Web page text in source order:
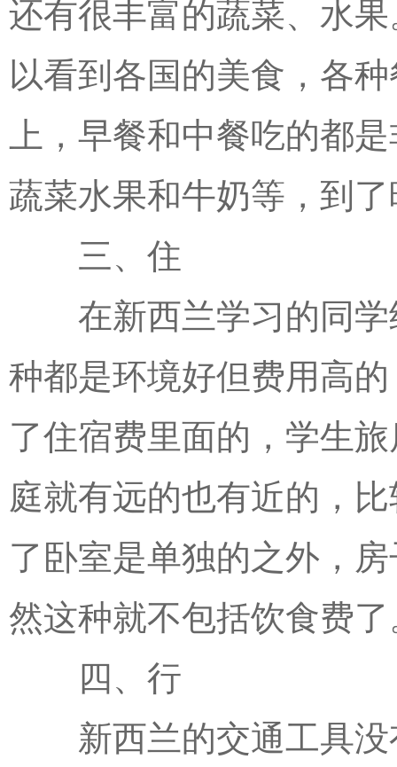
还有很丰富的蔬菜、水
以看到各国的美食，各
上，早餐和中餐吃的都
蔬菜水果和牛奶等，到
三、住
在新西兰学习的同学
种都是环境好但费用高
了住宿费里面的，学生
庭就有远的也有近的，
了卧室是单独的之外，
然这种就不包括饮食费了
四、行
新西兰的交通工具没